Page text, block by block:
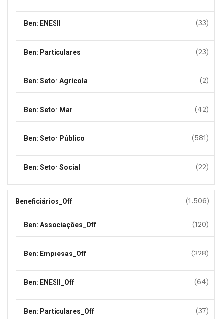
Ben: ENESII (33)
Ben: Particulares (23)
Ben: Setor Agrícola (2)
Ben: Setor Mar (42)
Ben: Setor Público (581)
Ben: Setor Social (22)
Beneficiários_Off (1.506)
Ben: Associações_Off (120)
Ben: Empresas_Off (328)
Ben: ENESII_Off (64)
Ben: Particulares_Off (37)